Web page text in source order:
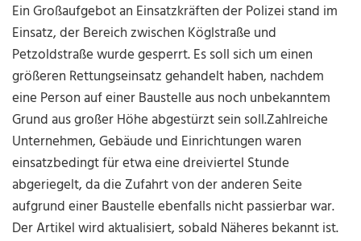
Ein Großaufgebot an Einsatzkräften der Polizei stand im
Einsatz, der Bereich zwischen Köglstraße und
Petzoldstraße wurde gesperrt. Es soll sich um einen
größeren Rettungseinsatz gehandelt haben, nachdem
eine Person auf einer Baustelle aus noch unbekanntem
Grund aus großer Höhe abgestürzt sein soll.Zahlreiche
Unternehmen, Gebäude und Einrichtungen waren
einsatzbedingt für etwa eine dreiviertel Stunde
abgeriegelt, da die Zufahrt von der anderen Seite
aufgrund einer Baustelle ebenfalls nicht passierbar war.
Der Artikel wird aktualisiert, sobald Näheres bekannt ist.